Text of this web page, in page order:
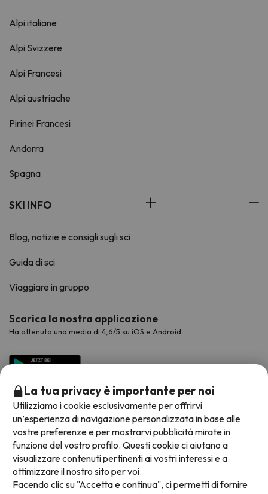
Alpi italiane
Alpi Svizzere
Alpi Francesi
Alpi austriache
Pirinei Francesi
Andorra
Spagna
SKI INFO
Blog, notizie e consigli sugli sci
Guida di sci
Viaggiare in gruppo
Scarica la nostra applicazione
Ha ottenuto una media di 4,6/5 su iOS e Android.
Metodi di pagamento disponibili
La tua privacy è importante per noi
Utilizziamo i cookie esclusivamente per offrirvi
un’esperienza di navigazione personalizzata in base alle
vostre preferenze e per mostrarvi pubblicità mirate in
funzione del vostro profilo. Questi cookie ci aiutano a
visualizzare contenuti pertinenti ai vostri interessi e a
ottimizzare il nostro sito per voi.
Facendo clic su "Accetta e continua", ci permetti di fornire